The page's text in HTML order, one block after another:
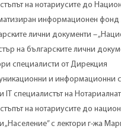
на нотариусите до
информационен фонд
лични документи –
на българските лични
специалисти от Дирекция
и информационни
ІТ специалистът на
на нотариусите до
„Население” с лектори г-жа